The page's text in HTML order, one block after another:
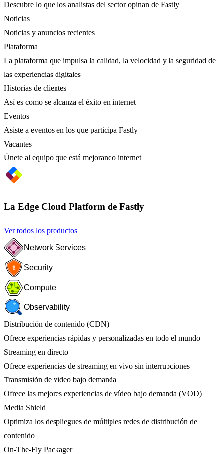
Descubre lo que los analistas del sector opinan de Fastly
Noticias
Noticias y anuncios recientes
Plataforma
La plataforma que impulsa la calidad, la velocidad y la seguridad de
las experiencias digitales
Historias de clientes
Así es como se alcanza el éxito en internet
Eventos
Asiste a eventos en los que participa Fastly
Vacantes
Únete al equipo que está mejorando internet
La Edge Cloud Platform de Fastly
Ver todos los productos
Network Services
Security
Compute
Observability
Distribución de contenido (CDN)
Ofrece experiencias rápidas y personalizadas en todo el mundo
Streaming en directo
Ofrece experiencias de streaming en vivo sin interrupciones
Transmisión de video bajo demanda
Ofrece las mejores experiencias de vídeo bajo demanda (VOD)
Media Shield
Optimiza los despliegues de múltiples redes de distribución de
contenido
On-The-Fly Packager